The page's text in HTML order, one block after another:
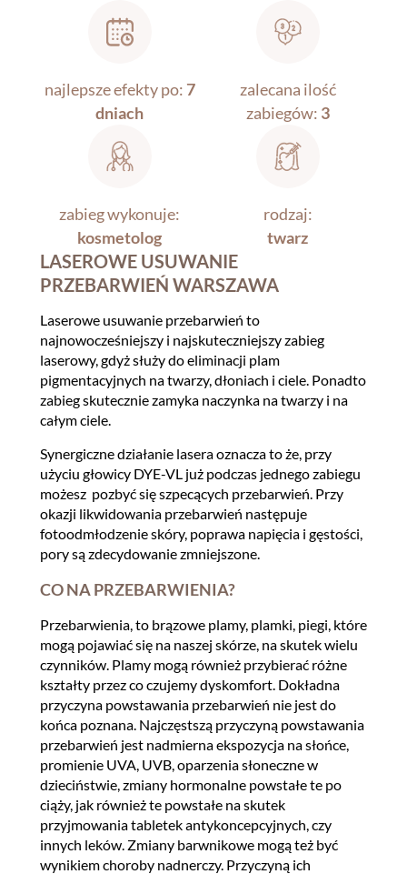
najlepsze efekty po: 7
dniach
zalecana ilość
zabiegów: 3
zabieg wykonuje:
kosmetolog
rodzaj:
twarz
LASEROWE USUWANIE
PRZEBARWIEŃ WARSZAWA
Laserowe usuwanie przebarwień to
najnowocześniejszy i najskuteczniejszy zabieg
laserowy, gdyż służy do eliminacji plam
pigmentacyjnych na twarzy, dłoniach i ciele. Ponadto
zabieg skutecznie zamyka naczynka na twarzy i na
całym ciele.
Synergiczne działanie lasera oznacza to że, przy
użyciu głowicy DYE-VL już podczas jednego zabiegu
możesz pozbyć się szpecących przebarwień. Przy
okazji likwidowania przebarwień następuje
fotoodmłodzenie skóry, poprawa napięcia i gęstości,
pory są zdecydowanie zmniejszone.
CO NA PRZEBARWIENIA?
Przebarwienia, to brązowe plamy, plamki, piegi, które
mogą pojawiać się na naszej skórze, na skutek wielu
czynników. Plamy mogą również przybierać różne
kształty przez co czujemy dyskomfort. Dokładna
przyczyna powstawania przebarwień nie jest do
końca poznana. Najczęstszą przyczyną powstawania
przebarwień jest nadmierna ekspozycja na słońce,
promienie UVA, UVB, oparzenia słoneczne w
dzieciństwie, zmiany hormonalne powstałe te po
ciąży, jak również te powstałe na skutek
przyjmowania tabletek antykoncepcyjnych, czy
innych leków. Zmiany barwnikowe mogą też być
wynikiem choroby nadnerczy. Przyczyną ich